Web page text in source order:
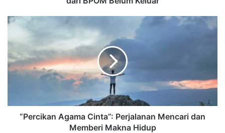
“Percikan Agama Cinta”: Perjalanan Mencari dan
Memberi Makna Hidup